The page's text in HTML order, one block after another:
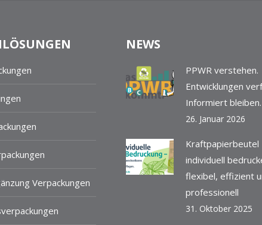
Verpackungen
NEWS
PPWR verstehen.
Entwicklungen
Informiert bleiben.
26. Januar 2026
Kraftpapierbeutel
individuell
flexibel, effizient
professionell
31. Oktober 2025